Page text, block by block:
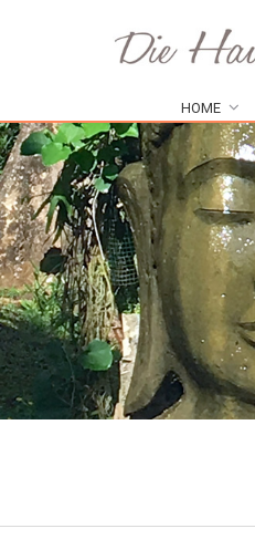
HOME